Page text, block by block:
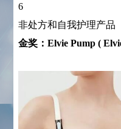
6
非处方和自我护理产品
金奖：Elvie Pump (